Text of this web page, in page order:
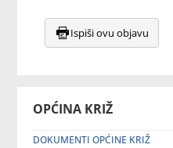
OPĆINA KRIŽ
DOKUMENTI OPĆINE KRIŽ
Ispiši ovu objavu